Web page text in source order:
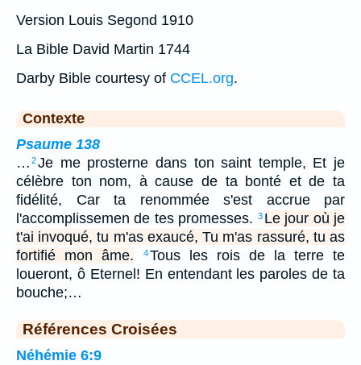
Version Louis Segond 1910
La Bible David Martin 1744
Darby Bible courtesy of CCEL.org.
Contexte
Psaume 138
… 2Je me prosterne dans ton saint temple, Et je
célèbre ton nom, à cause de ta bonté et de ta
fidélité, Car ta renommée s'est accrue par
l'accomplissemen de tes promesses. 3 Le jour où je
t'ai invoqué, tu m'as exaucé, Tu m'as rassuré, tu as
fortifié mon âme.
4Tous les rois de la terre te
loueront, ô Eternel! En entendant les paroles de ta
bouche;…
Références Croisées
Néhémie 6:9